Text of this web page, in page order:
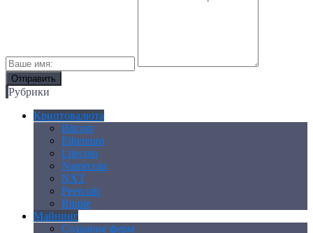
Рубрики
Криптовалюта
Bitcoin
Ethereum
Litecoin
Namecoin
NXT
Peercoin
Ripple
Майнинг
Создание ферм